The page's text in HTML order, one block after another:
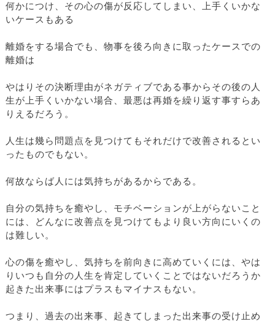
何かにつけ、その心の傷が反応してしまい、上手くいかな
いケースもある
離婚をする場合でも、物事を後ろ向きに取ったケースでの
離婚は
やはりその決断理由がネガティブである事からその後の人
生が上手くいかない場合、最悪は再婚を繰り返す事すらあ
りえるだろう。
人生は幾ら問題点を見つけてもそれだけで改善されるとい
ったものでもない。
何故ならば人には気持ちがあるからである。
自分の気持ちを癒やし、モチベーションが上がらないこと
には、どんなに改善点を見つけてもより良い方向にいくの
は難しい。
心の傷を癒やし、気持ちを前向きに高めていくには、やは
りいつも自分の人生を肯定していくことではないだろうか
起きた出来事にはプラスもマイナスもない。
つまり、過去の出来事、起きてしまった出来事の受け止め